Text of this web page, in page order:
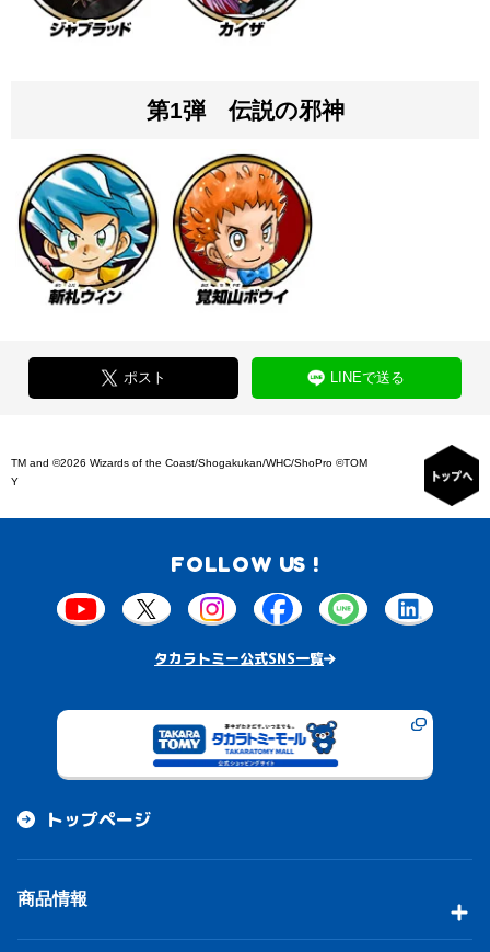
第1弾 伝説の邪神
ポスト LINEで送る
TM and ©2026 Wizards of the Coast/Shogakukan/WHC/ShoPro ©TOM
Y
FOLLOW US !
タカラトミー公式SNS一覧
トップページ
商品情報